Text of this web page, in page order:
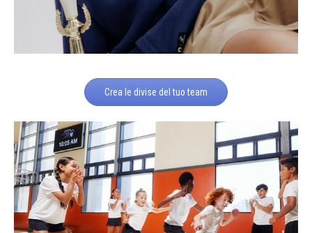
Crea le divise del tuo team